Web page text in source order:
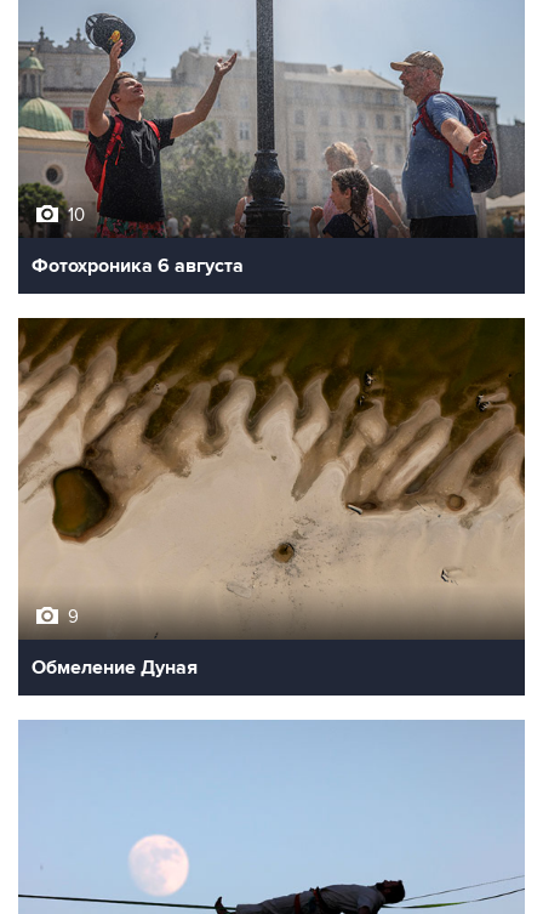
10
Фотохроника 6 августа
9
Обмеление Дуная